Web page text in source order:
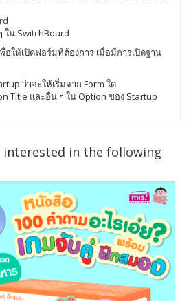
ใน SwitchBoard
อให้เปิดฟอร์มที่ต้องการ เมื่อมีการเปิดฐาน
ว่าจะให้เริ่มจาก Form ใด
Title และอื่น ๆ ใน Option ของ Startup
interested in the following